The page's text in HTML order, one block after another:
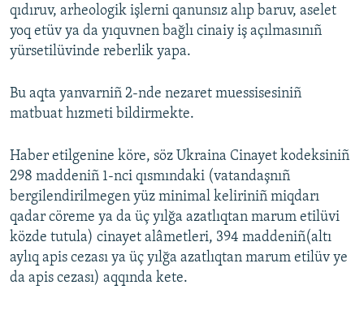
RFE/RS bütün saytları
qıdıruv, arheologik işlerni qanunsız alıp baruv, aselet
yoq etüv ya da yıquvnen bağlı cinaiy iş açılmasınıñ
yürsetilüvinde reberlik yapa.
Bu aqta yanvarniñ 2-nde nezaret muessisesiniñ
matbuat hızmeti bildirmekte.
Haber etilgenine köre, söz Ukraina Cinayet kodeksiniñ
298 maddeniñ 1-nci qısmındaki (vatandaşnıñ
bergilendirilmegen yüz minimal keliriniñ miqdarı
qadar cöreme ya da üç yılğa azatlıqtan marum etilüvi
közde tutula) cinayet alâmetleri, 394 maddeniñ(altı
aylıq apis cezası ya üç yılğa azatlıqtan marum etilüv ye
da apis cezası) aqqında kete.